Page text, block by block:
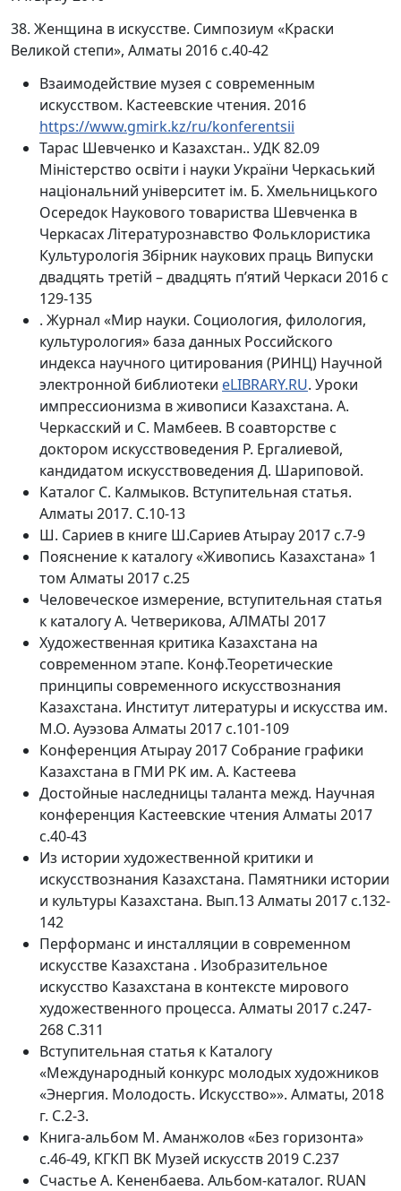
38. Женщина в искусстве. Симпозиум «Краски
Великой степи», Алматы 2016 с.40-42
Взаимодействие музея с современным
искусством. Кастеевские чтения. 2016
https://www.gmirk.kz/ru/konferentsii
Тарас Шевченко и Казахстан.. УДК 82.09
Міністерство освіти і науки України Черкаський
національний університет ім. Б. Хмельницького
Осередок Наукового товариства Шевченка в
Черкасах Літературознавство Фольклористика
Культурологія Збірник наукових праць Випуски
двадцять третій – двадцять п’ятий Черкаси 2016 с
129-135
. Журнал «Мир науки. Социология, филология,
культурология» база данных Российского
индекса научного цитирования (РИНЦ) Научной
электронной библиотеки eLIBRARY.RU. Уроки
импрессионизма в живописи Казахстана. А.
Черкасский и С. Мамбеев. В соавторстве с
доктором искусствоведения Р. Ергалиевой,
кандидатом искусствоведения Д. Шариповой.
Каталог С. Калмыков. Вступительная статья.
Алматы 2017. С.10-13
Ш. Сариев в книге Ш.Сариев Атырау 2017 с.7-9
Пояснение к каталогу «Живопись Казахстана» 1
том Алматы 2017 с.25
Человеческое измерение, вступительная статья
к каталогу А. Четверикова, АЛМАТЫ 2017
Художественная критика Казахстана на
современном этапе. Конф.Теоретические
принципы современного искусствознания
Казахстана. Институт литературы и искусства им.
М.О. Ауэзова Алматы 2017 с.101-109
Конференция Атырау 2017 Собрание графики
Казахстана в ГМИ РК им. А. Кастеева
Достойные наследницы таланта межд. Научная
конференция Кастеевские чтения Алматы 2017
с.40-43
Из истории художественной критики и
искусствознания Казахстана. Памятники истории
и культуры Казахстана. Вып.13 Алматы 2017 с.132-
142
Перформанс и инсталляции в современном
искусстве Казахстана . Изобразительное
искусство Казахстана в контексте мирового
художественного процесса. Алматы 2017 с.247-
268 С.311
Вступительная статья к Каталогу
«Международный конкурс молодых художников
«Энергия. Молодость. Искусство»». Алматы, 2018
г. С.2-3.
Книга-альбом М. Аманжолов «Без горизонта»
с.46-49, КГКП ВК Музей искусств 2019 С.237
Счастье А. Кененбаева. Альбом-каталог. RUAN